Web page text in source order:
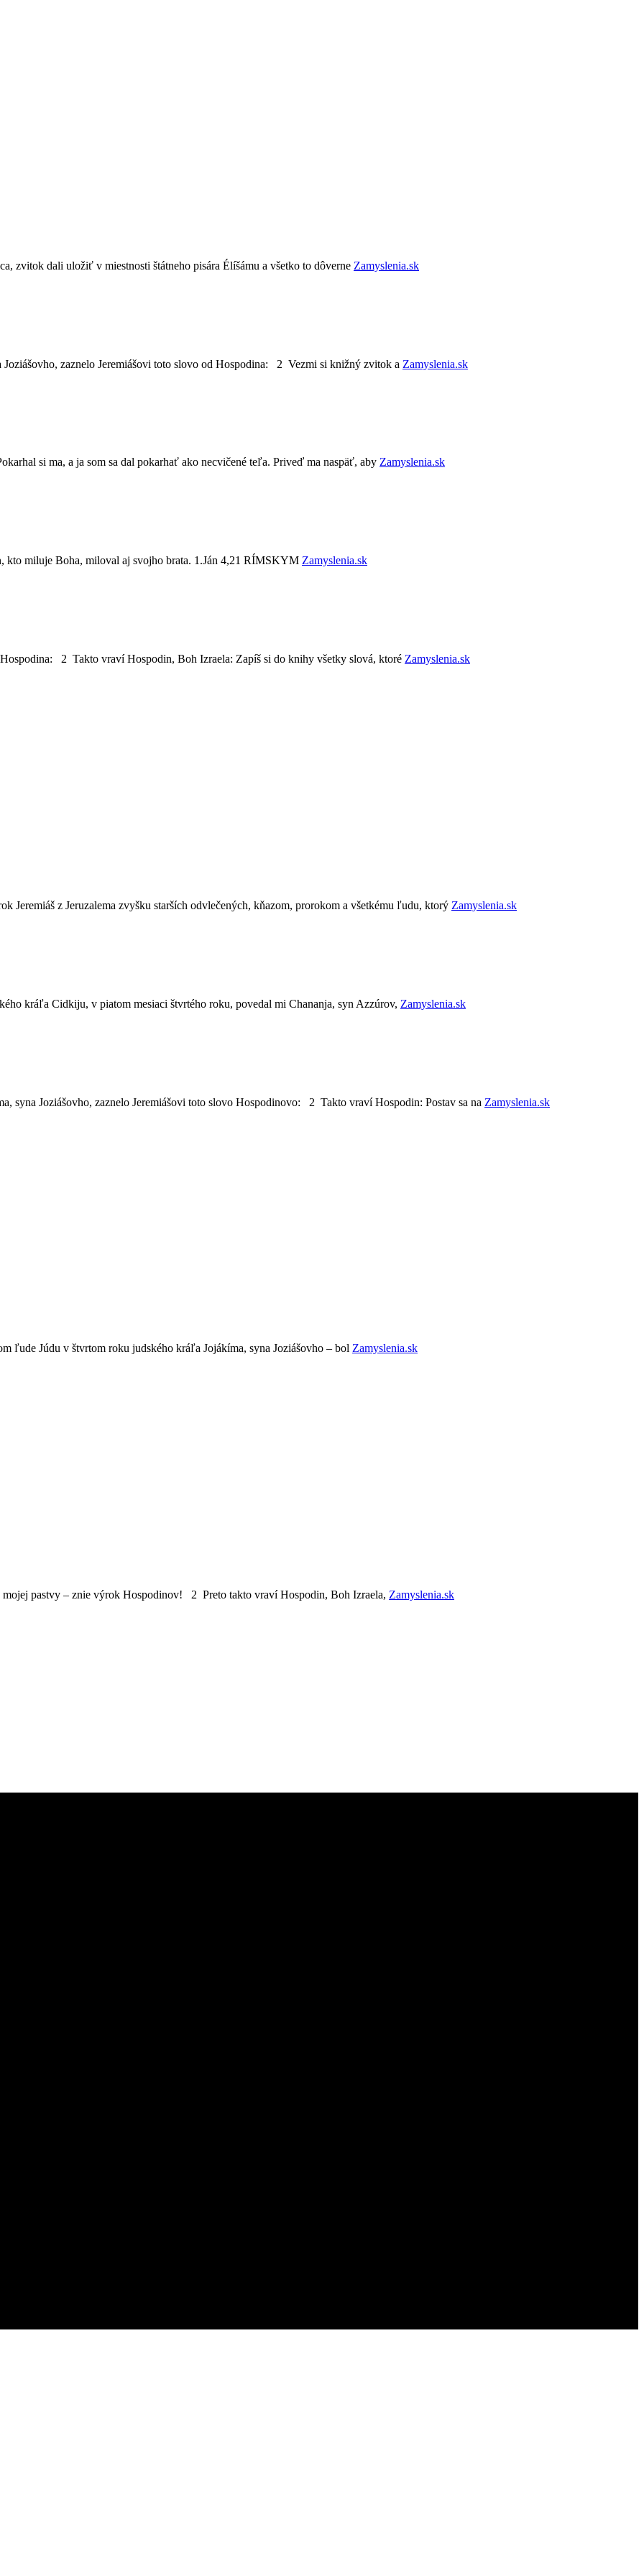
zvitok dali uložiť v miestnosti štátneho pisára Élíšámu a všetko to dôverne Zamyslenia.sk
zaznelo Jeremiášovi toto slovo od Hospodina: 2 Vezmi si knižný zvitok a Zamyslenia.sk
si ma, a ja som sa dal pokarhať ako necvičené teľa. Priveď ma naspäť, aby Zamyslenia.sk
kto miluje Boha, miloval aj svojho brata. 1.Ján 4,21 RÍMSKYM Zamyslenia.sk
2 Takto vraví Hospodin, Boh Izraela: Zapíš si do knihy všetky slová, ktoré Zamyslenia.sk
z Jeruzalema zvyšku starších odvlečených, kňazom, prorokom a všetkému ľudu, ktorý Zamyslenia.sk
kráľa Cidkiju, v piatom mesiaci štvrtého roku, povedal mi Chananja, syn Azzúrov, Zamyslenia.sk
syna Joziášovho, zaznelo Jeremiášovi toto slovo Hospodinovo: 2 Takto vraví Hospodin: Postav sa na Zamyslenia.sk
ľude Júdu v štvrtom roku judského kráľa Jojákíma, syna Joziášovho – bol Zamyslenia.sk
pastvy – znie výrok Hospodinov! 2 Preto takto vraví Hospodin, Boh Izraela, Zamyslenia.sk